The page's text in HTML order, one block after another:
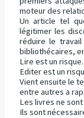
moteur des
Un article tel
légitimer les
réduire le
bibliothécaires,
Lire est un risque.
Editer est un
Vient ensuite le
entre autres a
Les livres ne
Ils sont